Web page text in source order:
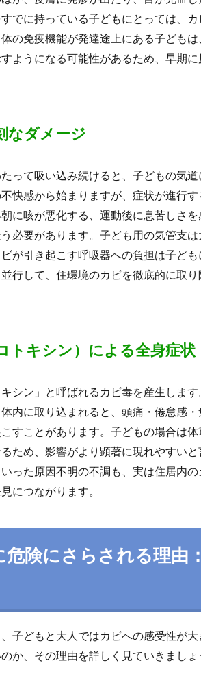
でに持っている子どもにとっては、
の免疫機能が発達途上にある子ども
ようになる可能性があるため、早期
なダメージ
って吸い込み続けると、子どもの気
快感から始まりますが、症状が進行
に咳が悪化する、運動後に息苦しさ
必要があります。子ども用の気管支
が引き起こす呼吸器への負担は子ど
行して、住環境のカビを徹底的に取
トキシン）による全身症状
シン」と呼ばれるカビ毒を産生しま
内に取り込まれると、頭痛・倦怠感
すことがあります。子どもの場合は
ため、影響がより顕著に現れやすい
った原因不明の不調も、実は住居内
につながります。
険にさらされる理由
子どもと大人ではカビへの感受性が
か、その理由を詳しく見ていきましょ